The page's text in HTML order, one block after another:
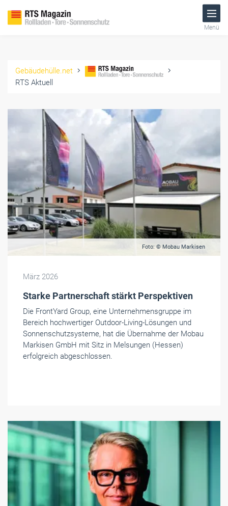
Menü
Gebäudehülle.net
RTS Aktuell
Foto: © Mobau Markisen
März 2026
Starke Partnerschaft stärkt Perspektiven
Die FrontYard Group, eine Unternehmensgruppe im
Bereich hochwertiger Outdoor-Living-Lösungen und
Sonnenschutzsysteme, hat die Übernahme der Mobau
Markisen GmbH mit Sitz in Melsungen (Hessen)
erfolgreich abgeschlossen.